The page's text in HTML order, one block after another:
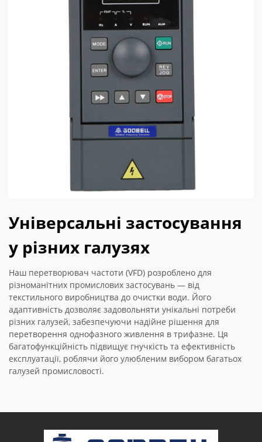
Універсальні застосування
у різних галузях
Наш перетворювач частоти (VFD) розроблено для
різноманітних промислових застосувань — від
текстильного виробництва до очистки води. Його
адаптивність дозволяє задовольняти унікальні потреби
різних галузей, забезпечуючи надійне рішення для
перетворення однофазного живлення в трифазне. Ця
багатофункційність підвищує гнучкість та ефективність
експлуатації, роблячи його улюбленим вибором багатьох
галузей промисловості.